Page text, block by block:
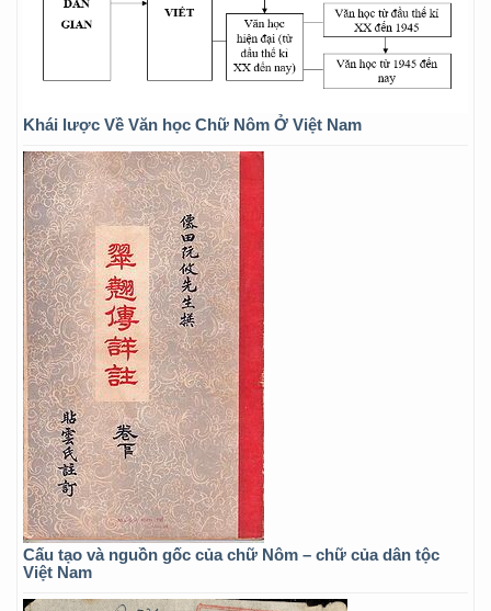
Khái lược Về Văn học Chữ Nôm Ở Việt Nam
Cấu tạo và nguồn gốc của chữ Nôm – chữ của dân tộc
Việt Nam